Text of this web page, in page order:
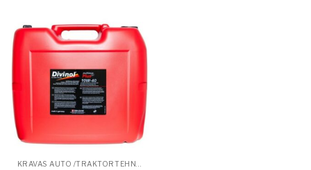
KRAVAS AUTO /TRAKTORTEHNIKAS EĻĻAS